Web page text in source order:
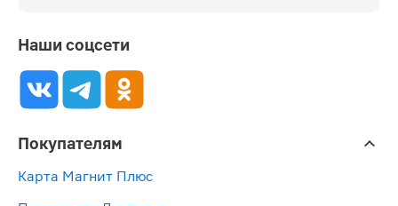
Наши соцсети
Покупателям
Карта Магнит Плюс